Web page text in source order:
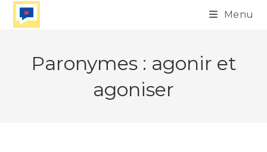
Skip
Menu
Paronymes : agonir et
agoniser